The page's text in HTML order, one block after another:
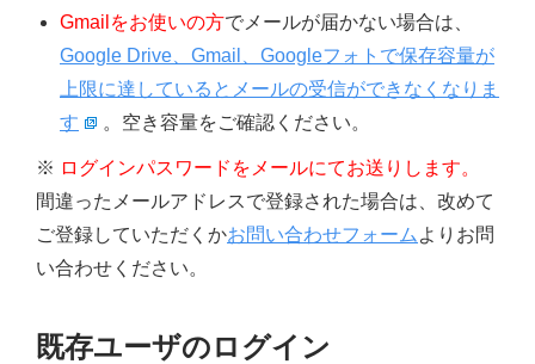
Gmailをお使いの方でメールが届かない場合は、
Google Drive、Gmail、Googleフォトで保存容量が
上限に達しているとメールの受信ができなくなりま
す
。空き容量をご確認ください。
※ ログインパスワードをメールにてお送りします。
間違ったメールアドレスで登録された場合は、改めて
ご登録していただくかお問い合わせフォーム よりお問
い合わせください。
既存ユーザのログイン